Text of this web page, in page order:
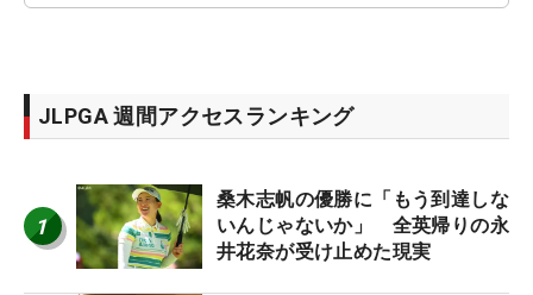
JLPGA 週間アクセスランキング
1
桑木志帆の優勝に「もう到達しな
いんじゃないか」 全英帰りの永
井花奈が受け止めた現実